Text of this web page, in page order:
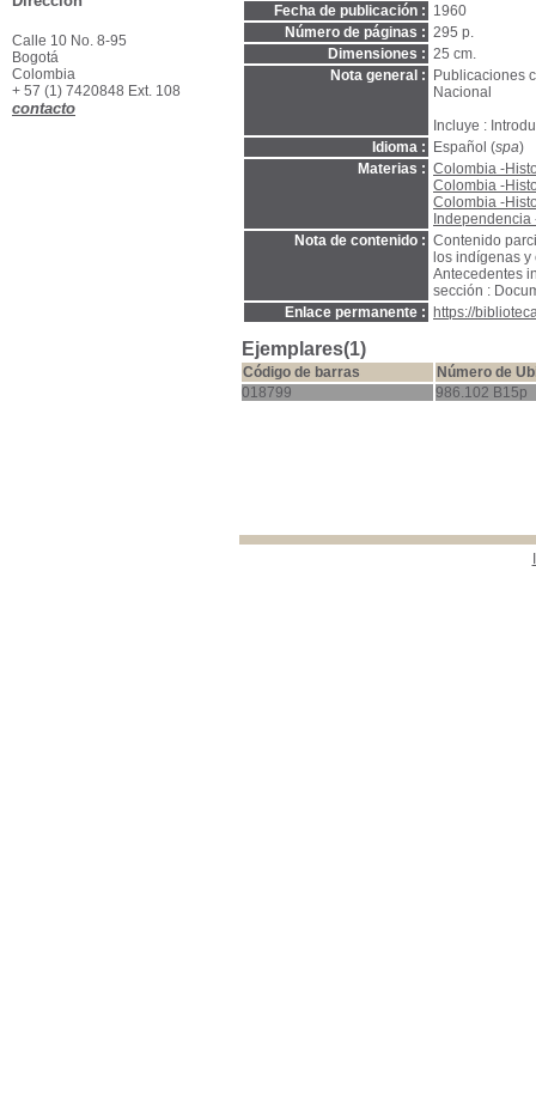
Fecha de publicación : 1960
Número de páginas : 295 p.
Dimensiones : 25 cm.
Nota general :
Publicaciones
Nacional
Incluye :
Idioma :
Español (spa)
Materias : Colombia -
Colombia -
Colombia -
Nota de contenido : Contenido
los indígenas
Antecedentes
sección :
Enlace permanente :
https://
Ejemplares(1)
Código de barras
Número de
018799
986.102 B15p
Calle 10 No. 8-95
Bogotá
Colombia
+ 57 (1) 7420848 Ext. 108
contacto